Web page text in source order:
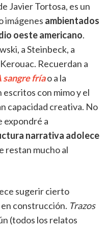
Javier Tortosa, es un
imágenes ambientados
oeste americano.
a Steinbeck, a
Recuerdan a
sangre fríao a la
escritos con mimo y el
capacidad creativa. No
expondré a
narrativa adolece
restan mucho al
sugerir cierto
construcción. Trazos
(todos los relatos